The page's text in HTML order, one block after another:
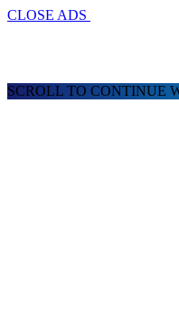
CLOSE ADS
SCROLL TO CONTINUE